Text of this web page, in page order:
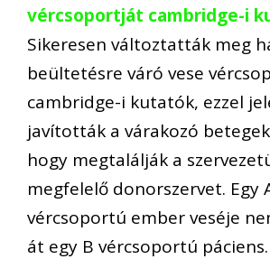
vércsoportját cambridge-i
Sikeresen változtatták meg
beültetésre váró vese
cambridge-i kutatók, ezzel
javították a várakozó
hogy megtalálják a
megfelelő donorszervet. Egy
vércsoportú ember veséje
át egy B vércsoportú